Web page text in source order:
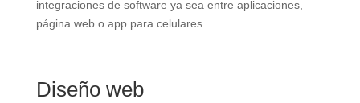
integraciones de software ya sea entre aplicaciones,
página web o app para celulares.
Diseño web